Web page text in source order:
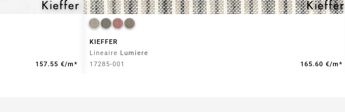
157.55 €/m*
KIEFFER
Lineaire Lumiere
17285-001
165.60 €/m*